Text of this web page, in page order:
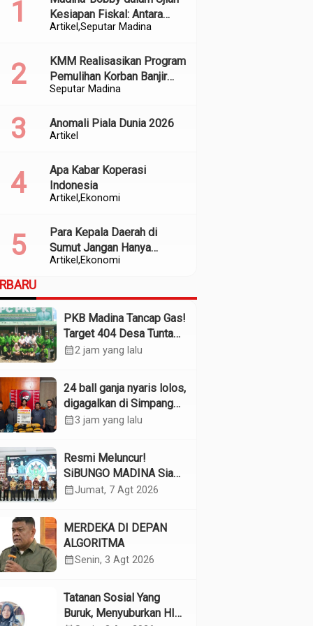
Artikel Seputar Madina
Kesiapan Fiskal: Antara
Kedekatan Politik dan
Seputar Madina
KMM Realisasikan Program
Pemulihan Korban Banjir
dan Longsor di Kabupaten
Artikel
Anomali Piala Dunia 2026
Artikel Ekonomi
Apa Kabar Koperasi
Indonesia
Artikel Ekonomi
Para Kepala Daerah di
Sumut Jangan Hanya
Meratapi Minimnya Transfer
PKB Madina Tancap Gas!
Target 404 Desa Tuntas
Desember, “Pengurus
calendar_month2 jam yang lalu
24 ball ganja nyaris lolos,
digagalkan di Simpang
Empat Panyabungan
calendar_month3 jam yang lalu
Resmi Meluncur!
SiBUNGO MADINA Siap
Optimalkan Pendapatan
calendar_monthJumat, 7 Agt 2026
MERDEKA DI DEPAN
ALGORITMA
calendar_monthSenin, 3 Agt 2026
Tatanan Sosial Yang
Buruk, Menyuburkan HIV